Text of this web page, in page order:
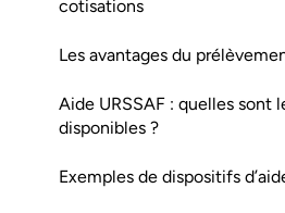
cotisations
Les avantages du
Aide URSSAF : quelles sont
disponibles ?
Exemples de dispositifs